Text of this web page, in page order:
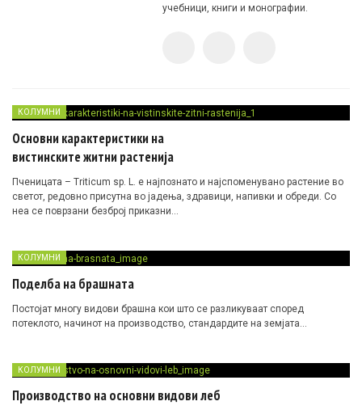
учебници, книги и монографии.
КОЛУМНИ
Основни карактеристики на
вистинските житни растенија
Пченицата – Triticum sp. L. е најпознато и најспоменувано растение во
светот, редовно присутна во јадења, здравици, напивки и обреди. Со
неа се поврзани безброј приказни…
КОЛУМНИ
Поделба на брашната
Постојат многу видови брашна кои што се разликуваат според
потеклото, начинот на производство, стандардите на земјата…
КОЛУМНИ
Производство на основни видови леб